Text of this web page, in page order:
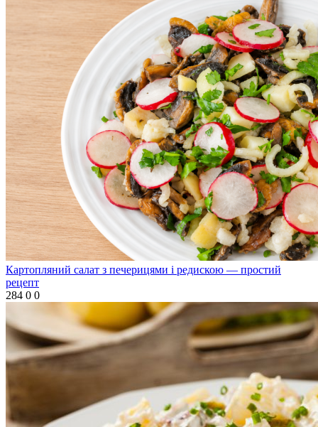
Картопляний салат з печерицями і редискою — простий
рецепт
284 0 0